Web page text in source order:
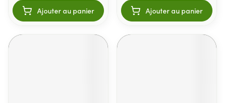
Ajouter au panier Ajouter au panier